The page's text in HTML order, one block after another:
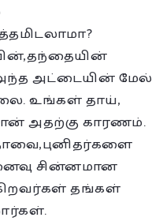
அட்டையின் மேல்
உங்கள் தாய்,
அதற்கு காரணம்.
சின்னமான
தங்கள்